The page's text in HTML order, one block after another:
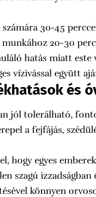
30-45
20-30
hatás miatt este
vízivással együtt
és
jól tolerálható,
a fejfájás,
hogy egyes
szagú
könnyen